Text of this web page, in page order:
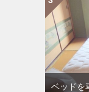
ベッドを